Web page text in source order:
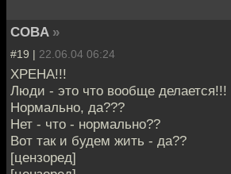
COBA »
#19 | 22.06.04 06:24
ХРЕНА!!!
Люди - это что вообще делается!!!
Нормально, да???
Нет - что - нормально??
Вот так и будем жить - да??
[цензоред]